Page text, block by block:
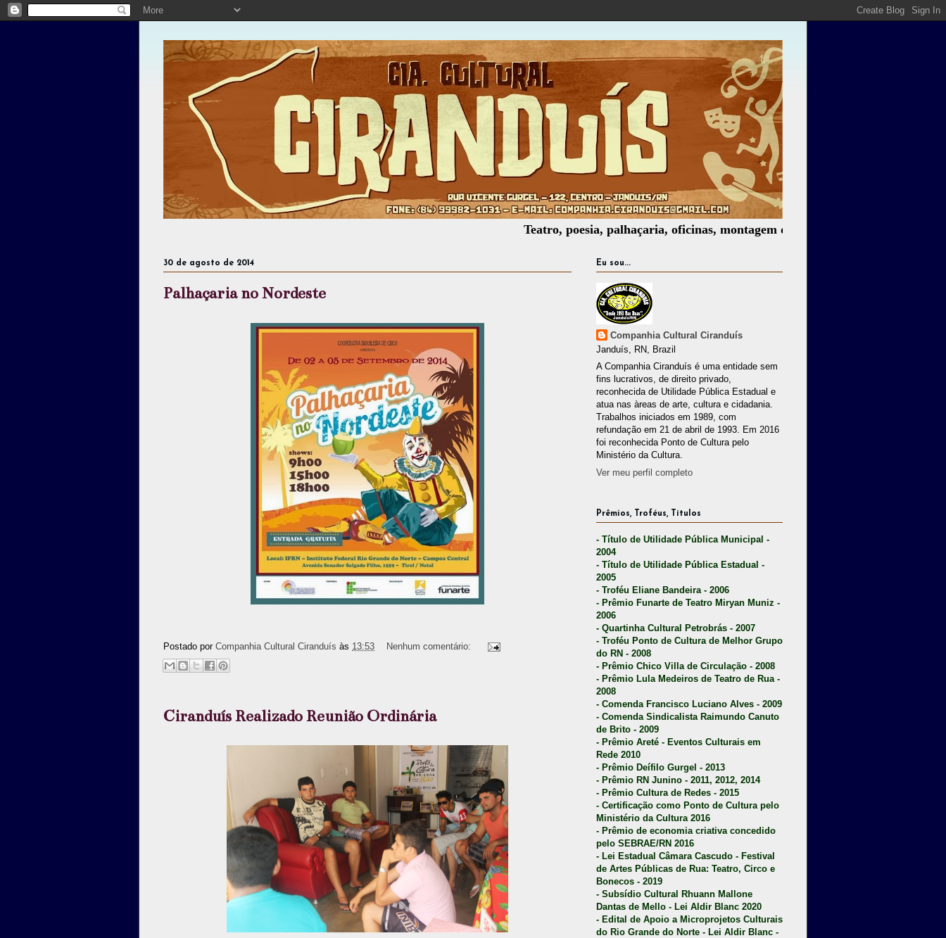
Teatro, poesia, palhaçaria, oficinas, montagem de espetáculos, assessoria cultural,
30 de agosto de 2014
Palhaçaria no Nordeste
Postado por Companhia Cultural Ciranduís às 13:53 Nenhum comentário:
Ciranduís Realizado Reunião Ordinária
Eu sou...
Companhia Cultural Ciranduís
Janduís, RN, Brazil
A Companhia Ciranduís é uma entidade sem
fins lucrativos, de direito privado,
reconhecida de Utilidade Pública Estadual e
atua nas àreas de arte, cultura e cidadania.
Trabalhos iniciados em 1989, com
refundação em 21 de abril de 1993. Em 2016
foi reconhecida Ponto de Cultura pelo
Ministério da Cultura.
Ver meu perfil completo
Prêmios, Troféus, Títulos
- Título de Utilidade Pública Municipal -
2004
- Título de Utilidade Pública Estadual -
2005
- Troféu Eliane Bandeira - 2006
- Prêmio Funarte de Teatro Miryan Muniz -
2006
- Quartinha Cultural Petrobrás - 2007
- Troféu Ponto de Cultura de Melhor Grupo
do RN - 2008
- Prêmio Chico Villa de Circulação - 2008
- Prêmio Lula Medeiros de Teatro de Rua -
2008
- Comenda Francisco Luciano Alves - 2009
- Comenda Sindicalista Raimundo Canuto
de Brito - 2009
- Prêmio Areté - Eventos Culturais em
Rede 2010
- Prêmio Deífilo Gurgel - 2013
- Prêmio RN Junino - 2011, 2012, 2014
- Prêmio Cultura de Redes - 2015
- Certificação como Ponto de Cultura pelo
Ministério da Cultura 2016
- Prêmio de economia criativa concedido
pelo SEBRAE/RN 2016
- Lei Estadual Câmara Cascudo - Festival
de Artes Públicas de Rua: Teatro, Circo e
Bonecos - 2019
- Subsídio Cultural Rhuann Mallone
Dantas de Mello - Lei Aldir Blanc 2020
- Edital de Apoio a Microprojetos Culturais
do Rio Grande do Norte - Lei Aldir Blanc -